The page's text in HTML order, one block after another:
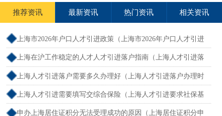
推荐资讯 最新资讯 热门资讯 相关资讯
上海市2026年户口人才引进政策（上海市2026年户口人才引进
政策文件）
上海在沪工作稳定的人才人才引进落户指南（上海人才引进落
户怎么办理）
上海人才引进落户需要多久办理好（上海人才引进落户办理时
限）
上海人才引进需要填写交综合保险（上海人才引进要求社保基
数吗）
申办上海居住证积分无法受理成功的原因（上海居住证积分申